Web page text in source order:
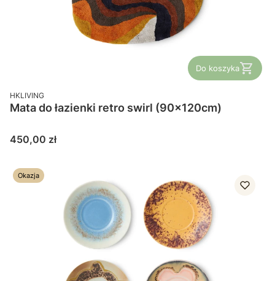
Do koszyka
PRODUCENT
HKLIVING
Mata do łazienki retro swirl (90x120cm)
Cena
450,00 zł
Okazja